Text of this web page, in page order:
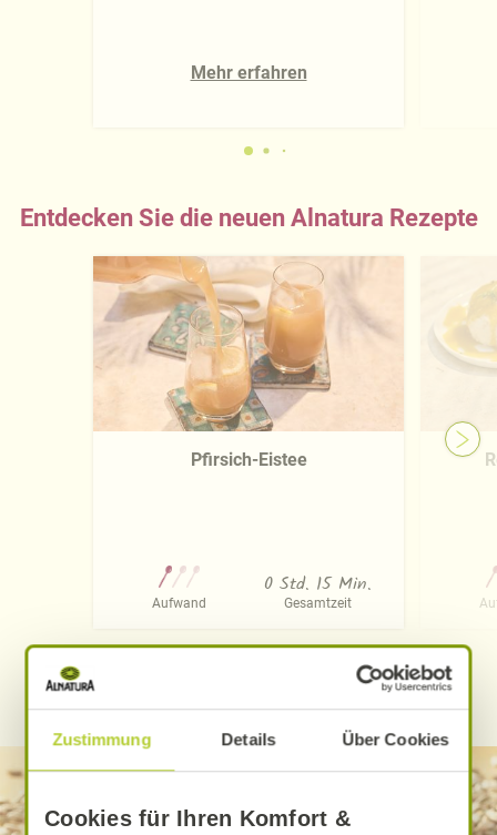
Zustimmung Details Über Cookies
Cookies für Ihren Komfort &
Mehr erfahren
Entdecken Sie die neuen Alnatura Rezepte
Pfirsich-Eistee
Aufwand
0 Std. 15 Min.
Gesamtzeit
WEITERE ALNATURA REZEPTE FINDEN